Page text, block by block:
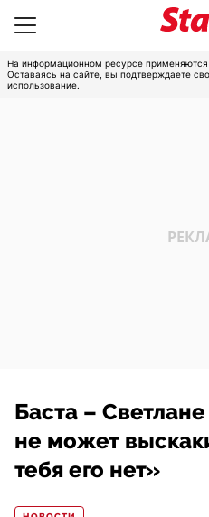
На информационном ресурсе
Оставаясь на сайте, вы подтверждаете
использование.
Баста –
не может
тебя его нет»